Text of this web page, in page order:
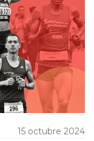
15 octubre 2024